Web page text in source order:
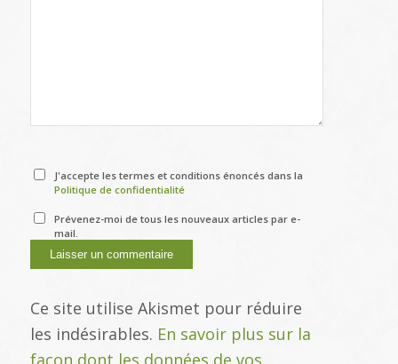
J'accepte les termes et conditions énoncés dans la
Politique de confidentialité
Prévenez-moi de tous les nouveaux articles par e-
mail.
Ce site utilise Akismet pour réduire
les indésirables. En savoir plus sur la
façon dont les données de vos